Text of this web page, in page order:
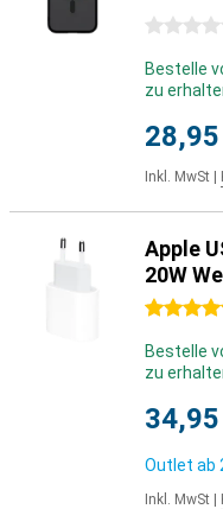
0 Sterne
Bestelle
zu
Inkl. MwSt
Apple
20W
4.5 Sterne
Bestelle
zu
Outlet ab
Inkl. MwSt